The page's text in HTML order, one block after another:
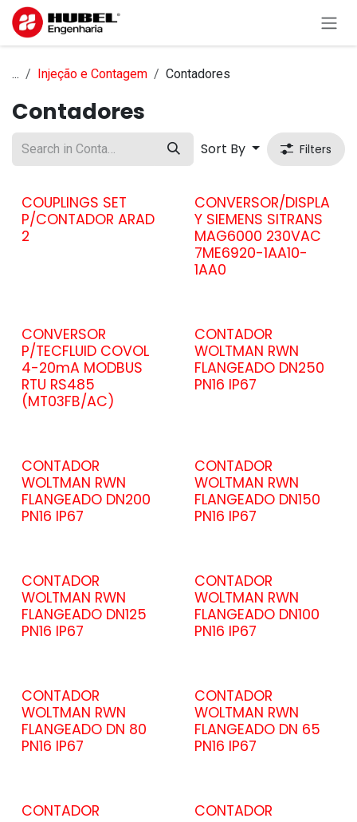
Skip to Content
... Injeção e Contagem Contadores
Contadores
Sort By Filters
COUPLINGS SET
P/CONTADOR ARAD
2
CONVERSOR/DISPLA
Y SIEMENS SITRANS
MAG6000 230VAC
7ME6920-1AA10-
1AA0
CONVERSOR
P/TECFLUID COVOL
4-20mA MODBUS
RTU RS485
(MT03FB/AC)
CONTADOR
WOLTMAN RWN
FLANGEADO DN250
PN16 IP67
CONTADOR
WOLTMAN RWN
FLANGEADO DN200
PN16 IP67
CONTADOR
WOLTMAN RWN
FLANGEADO DN150
PN16 IP67
CONTADOR
WOLTMAN RWN
FLANGEADO DN125
PN16 IP67
CONTADOR
WOLTMAN RWN
FLANGEADO DN100
PN16 IP67
CONTADOR
WOLTMAN RWN
FLANGEADO DN 80
PN16 IP67
CONTADOR
WOLTMAN RWN
FLANGEADO DN 65
PN16 IP67
CONTADOR
CONTADOR